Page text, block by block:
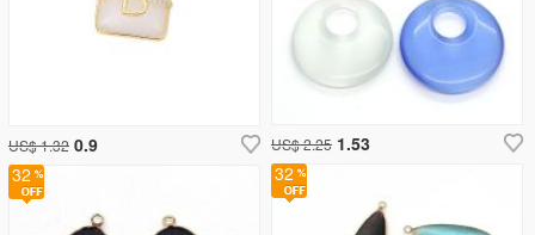
32 32
US$ 2.25 1.53
US$ 1.32 0.9